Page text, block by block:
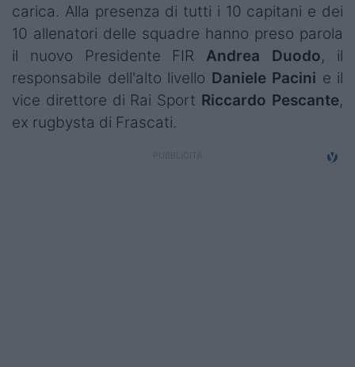
Mercato
Serie A Elite
Campionati
Serie A
carica. Alla presenza di tutti i 10 capitani e dei
10 allenatori delle squadre hanno preso parola
il nuovo Presidente FIRAndrea Duodo, il
responsabile dell'alto livello Daniele Pacini e il
vice direttore di Rai Sport Riccardo Pescante,
ex rugbysta di Frascati.